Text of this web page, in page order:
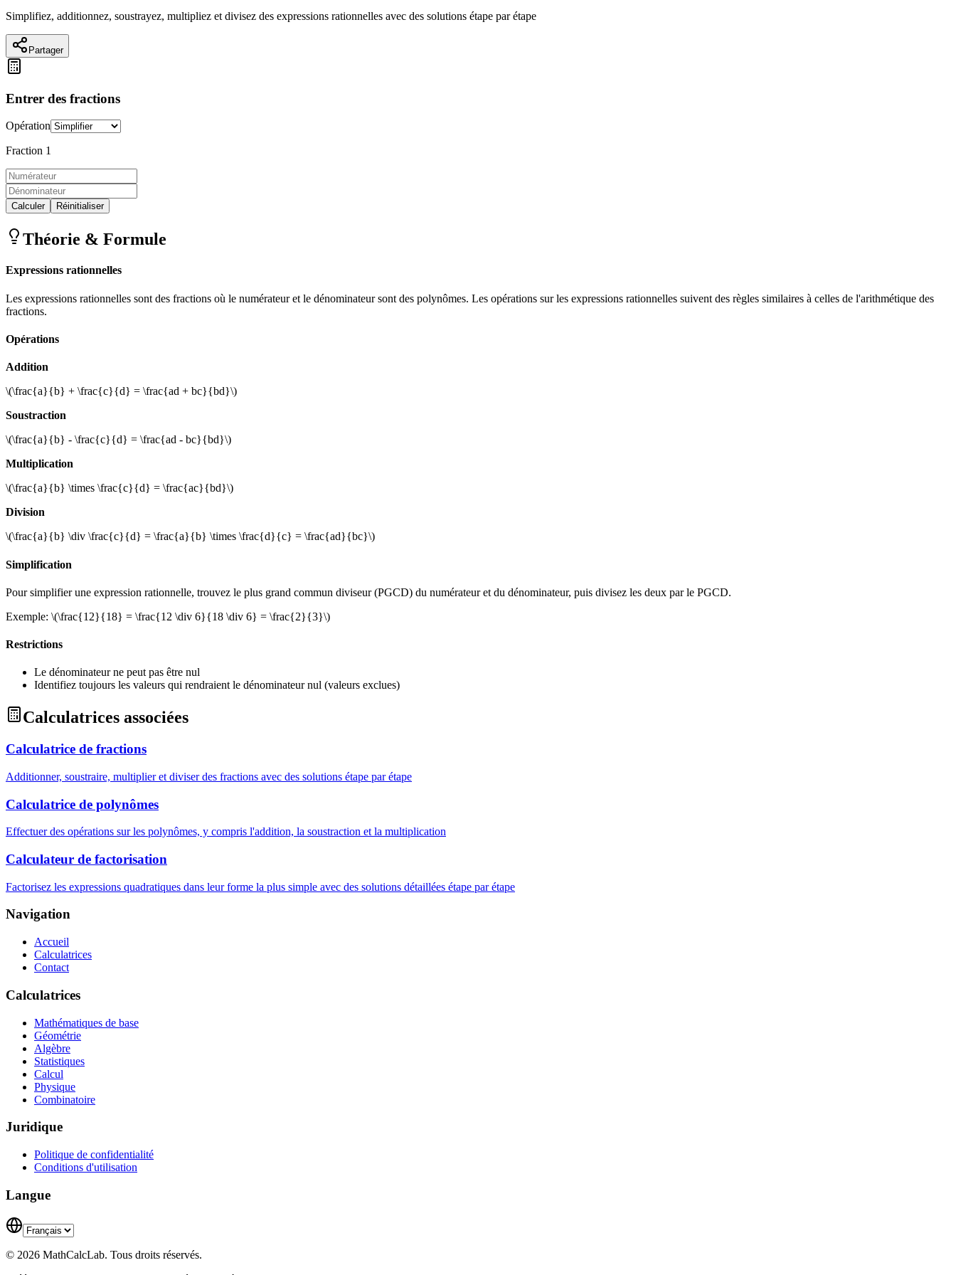
Simplifiez, additionnez, soustrayez, multipliez et divisez des expressions rationnelles avec des solutions étape par étape
Partager
Entrer des fractions
Opération
Fraction 1
Calculer Réinitialiser
Théorie & Formule
Expressions rationnelles
Les expressions rationnelles sont des fractions où le numérateur et le dénominateur sont des polynômes. Les opérations sur les expressions rationnelles suivent des règles similaires à celles de l'arithmétique des
fractions.
Opérations
Addition
\(\frac{a}{b} + \frac{c}{d} = \frac{ad + bc}{bd}\)
Soustraction
\(\frac{a}{b} - \frac{c}{d} = \frac{ad - bc}{bd}\)
Multiplication
\(\frac{a}{b} \times \frac{c}{d} = \frac{ac}{bd}\)
Division
\(\frac{a}{b} \div \frac{c}{d} = \frac{a}{b} \times \frac{d}{c} = \frac{ad}{bc}\)
Simplification
Pour simplifier une expression rationnelle, trouvez le plus grand commun diviseur (PGCD) du numérateur et du dénominateur, puis divisez les deux par le PGCD.
Exemple: \(\frac{12}{18} = \frac{12 \div 6}{18 \div 6} = \frac{2}{3}\)
Restrictions
Le dénominateur ne peut pas être nul
Identifiez toujours les valeurs qui rendraient le dénominateur nul (valeurs exclues)
Calculatrices associées
Calculatrice de fractions
Additionner, soustraire, multiplier et diviser des fractions avec des solutions étape par étape
Calculatrice de polynômes
Effectuer des opérations sur les polynômes, y compris l'addition, la soustraction et la multiplication
Calculateur de factorisation
Factorisez les expressions quadratiques dans leur forme la plus simple avec des solutions détaillées étape par étape
Navigation
Accueil
Calculatrices
Contact
Calculatrices
Mathématiques de base
Géométrie
Algèbre
Statistiques
Calcul
Physique
Combinatoire
Juridique
Politique de confidentialité
Conditions d'utilisation
Langue
© 2026 MathCalcLab. Tous droits réservés.